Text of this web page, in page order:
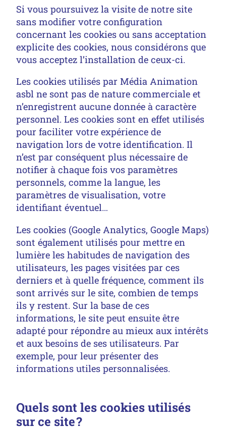
Si vous poursuivez la visite de notre site
sans modifier votre configuration
concernant les cookies ou sans acceptation
explicite des cookies, nous considérons que
vous acceptez l’installation de ceux-ci.
Les cookies utilisés par Média Animation
asbl ne sont pas de nature commerciale et
n’enregistrent aucune donnée à caractère
personnel. Les cookies sont en effet utilisés
pour faciliter votre expérience de
navigation lors de votre identification. Il
n’est par conséquent plus nécessaire de
notifier à chaque fois vos paramètres
personnels, comme la langue, les
paramètres de visualisation, votre
identifiant éventuel…
Les cookies (Google Analytics, Google Maps)
sont également utilisés pour mettre en
lumière les habitudes de navigation des
utilisateurs, les pages visitées par ces
derniers et à quelle fréquence, comment ils
sont arrivés sur le site, combien de temps
ils y restent. Sur la base de ces
informations, le site peut ensuite être
adapté pour répondre au mieux aux intérêts
et aux besoins de ses utilisateurs. Par
exemple, pour leur présenter des
informations utiles personnalisées.
Quels sont les cookies utilisés
sur ce site ?